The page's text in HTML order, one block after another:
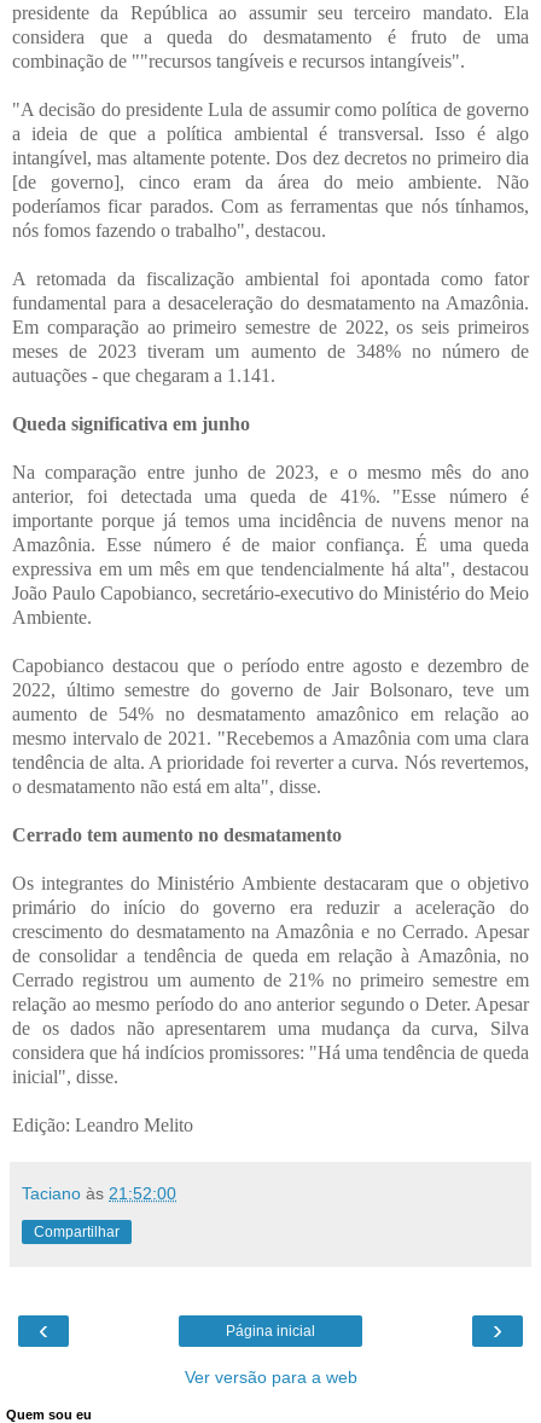
presidente da República ao assumir seu terceiro mandato. Ela
considera que a queda do desmatamento é fruto de uma
combinação de ""recursos tangíveis e recursos intangíveis".
"A decisão do presidente Lula de assumir como política de governo
a ideia de que a política ambiental é transversal. Isso é algo
intangível, mas altamente potente. Dos dez decretos no primeiro dia
[de governo], cinco eram da área do meio ambiente. Não
poderíamos ficar parados. Com as ferramentas que nós tínhamos,
nós fomos fazendo o trabalho", destacou.
A retomada da fiscalização ambiental foi apontada como fator
fundamental para a desaceleração do desmatamento na Amazônia.
Em comparação ao primeiro semestre de 2022, os seis primeiros
meses de 2023 tiveram um aumento de 348% no número de
autuações - que chegaram a 1.141.
Queda significativa em junho
Na comparação entre junho de 2023, e o mesmo mês do ano
anterior, foi detectada uma queda de 41%. "Esse número é
importante porque já temos uma incidência de nuvens menor na
Amazônia. Esse número é de maior confiança. É uma queda
expressiva em um mês em que tendencialmente há alta", destacou
João Paulo Capobianco, secretário-executivo do Ministério do Meio
Ambiente.
Capobianco destacou que o período entre agosto e dezembro de
2022, último semestre do governo de Jair Bolsonaro, teve um
aumento de 54% no desmatamento amazônico em relação ao
mesmo intervalo de 2021. "Recebemos a Amazônia com uma clara
tendência de alta. A prioridade foi reverter a curva. Nós revertemos,
o desmatamento não está em alta", disse.
Cerrado tem aumento no desmatamento
Os integrantes do Ministério Ambiente destacaram que o objetivo
primário do início do governo era reduzir a aceleração do
crescimento do desmatamento na Amazônia e no Cerrado. Apesar
de consolidar a tendência de queda em relação à Amazônia, no
Cerrado registrou um aumento de 21% no primeiro semestre em
relação ao mesmo período do ano anterior segundo o Deter. Apesar
de os dados não apresentarem uma mudança da curva, Silva
considera que há indícios promissores: "Há uma tendência de queda
inicial", disse.
Edição: Leandro Melito
Taciano às 21:52:00
Compartilhar
‹ ›
Página inicial
Ver versão para a web
Quem sou eu